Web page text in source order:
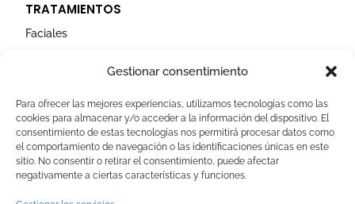
Gestionar consentimiento
Para ofrecer las mejores experiencias, utilizamos tecnologías como las
cookies para almacenar y/o acceder a la información del dispositivo. El
consentimiento de estas tecnologías nos permitirá procesar datos como
el comportamiento de navegación o las identificaciones únicas en este
sitio. No consentir o retirar el consentimiento, puede afectar
negativamente a ciertas características y funciones.
TRATAMIENTOS
Faciales
AVISOS LEGALES
Aviso Legal
Politica de Cookies